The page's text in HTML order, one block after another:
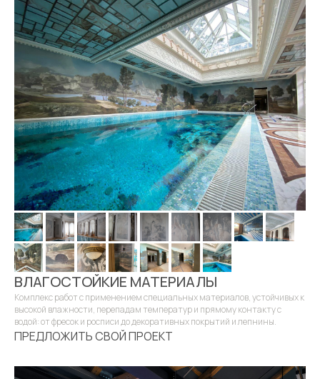
ВЛАГОСТОЙКИЕ МАТЕРИАЛЫ
Комплекс работ с применением специальных материалов, устойчивых к
высокой влажности, перепадам температур и прямому контакту с
водой: от фресок и росписи до декоративных покрытий и лепнины.
ПРЕДЛОЖИТЬ СВОЙ ПРОЕКТ